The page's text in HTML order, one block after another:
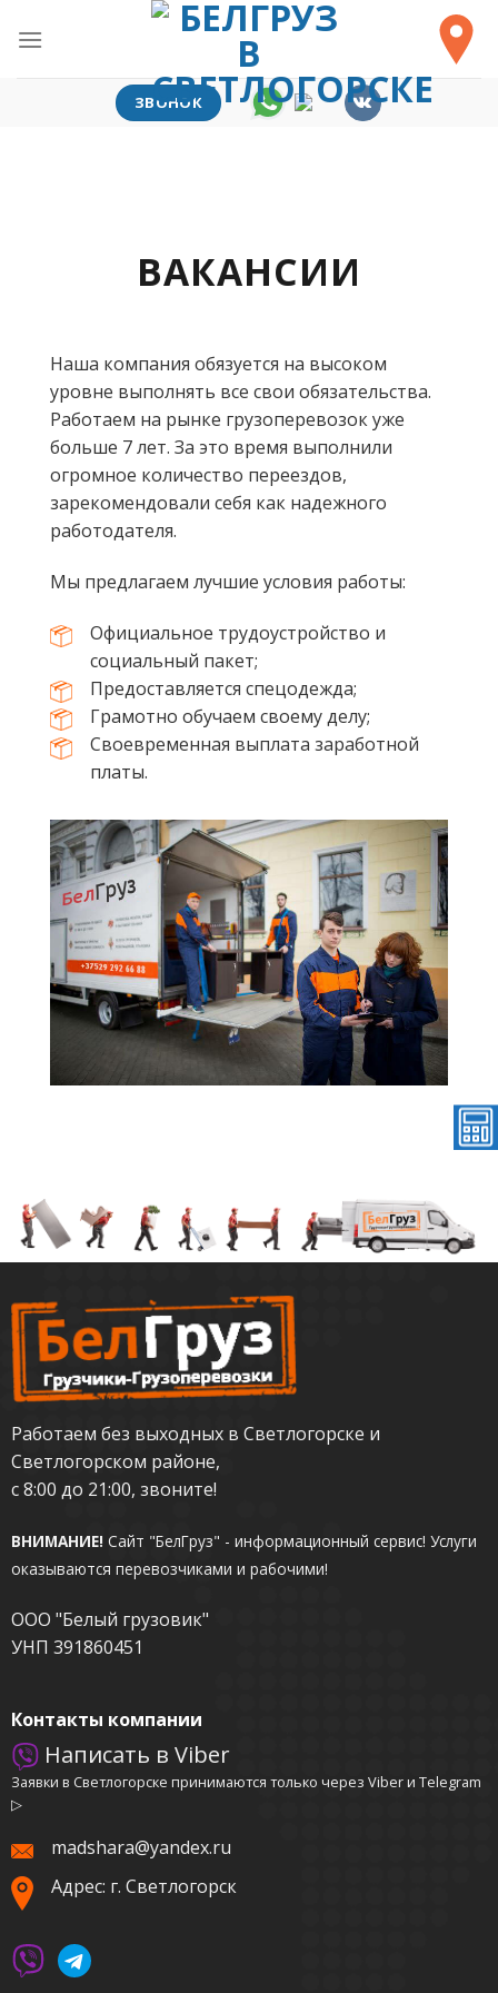
ЗВОНОК
ВАКАНСИИ
Наша компания обязуется на высоком
уровне выполнять все свои обязательства.
Работаем на рынке грузоперевозок уже
больше 7 лет. За это время выполнили
огромное количество переездов,
зарекомендовали себя как надежного
работодателя.
Мы предлагаем лучшие условия работы:
Официальное трудоустройство и
социальный пакет;
Предоставляется спецодежда;
Грамотно обучаем своему делу;
Своевременная выплата заработной
платы.
Работаем без выходных в Светлогорске и
Светлогорском районе,
с 8:00 до 21:00, звоните!
ВНИМАНИЕ! Сайт "БелГруз" - информационный сервис! Услуги
оказываются перевозчиками и рабочими!
ООО "Белый грузовик"
УНП 391860451
Контакты компании
Написать в Viber
Заявки в Светлогорске принимаются только через Viber и Telegram
▷
madshara@yandex.ru
Адрес: г. Светлогорск